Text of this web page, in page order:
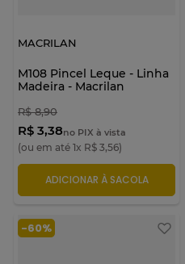
MACRILAN
M108 Pincel Leque - Linha
Madeira - Macrilan
R$ 8,90
R$ 3,38no PIX à vista
(ou em até 1x R$ 3,56)
ADICIONAR À SACOLA
-60%